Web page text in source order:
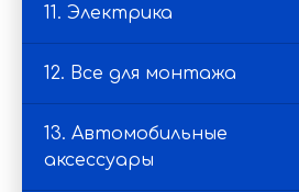
11. Электрика
12. Все для монтажа
13. Автомобильные
аксессуары